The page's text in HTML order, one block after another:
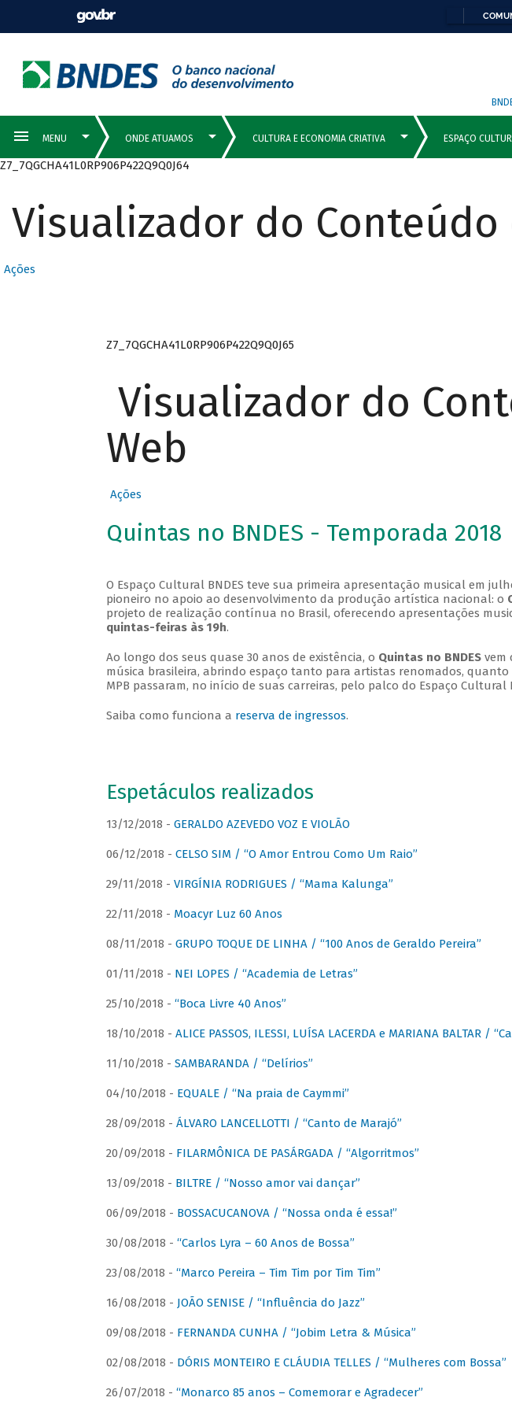
Z7_7QGCHA41L0RP906P422Q9Q0J64
Visualizador do Conteúdo
Ações
Z7_7QGCHA41L0RP906P422Q9Q0J65
Visualizador do
Web
Ações
Quintas no BNDES - Temporada 2018
O Espaço Cultural BNDES teve sua primeira apresentação musical em
pioneiro no apoio ao desenvolvimento da produção artística nacional: o
projeto de realização contínua no Brasil, oferecendo apresentações
quintas-feiras às 19h.
Ao longo dos seus quase 30 anos de existência, o Quintas no BNDESvem
música brasileira, abrindo espaço tanto para artistas renomados,
MPB passaram, no início de suas carreiras, pelo palco do Espaço Cultural
Saiba como funciona a reserva de ingressos.
Espetáculos realizados
13/12/2018 - GERALDO AZEVEDO VOZ E VIOLÃO
06/12/2018 - CELSO SIM / “O Amor Entrou Como Um Raio”
29/11/2018 - VIRGÍNIA RODRIGUES / “Mama Kalunga”
22/11/2018 - Moacyr Luz 60 Anos
08/11/2018 - GRUPO TOQUE DE LINHA / “100 Anos de Geraldo Pereira”
01/11/2018 - NEI LOPES / “Academia de Letras”
25/10/2018 - “Boca Livre 40 Anos”
18/10/2018 - ALICE PASSOS, ILESSI, LUÍSA LACERDA e MARIANA BALTAR /
11/10/2018 - SAMBARANDA / “Delírios”
04/10/2018 - EQUALE / “Na praia de Caymmi”
28/09/2018 - ÁLVARO LANCELLOTTI / “Canto de Marajó”
20/09/2018 - FILARMÔNICA DE PASÁRGADA / “Algorritmos”
13/09/2018 - BILTRE / “Nosso amor vai dançar”
06/09/2018 - BOSSACUCANOVA / “Nossa onda é essa!”
30/08/2018 - “Carlos Lyra – 60 Anos de Bossa”
23/08/2018 - “Marco Pereira – Tim Tim por Tim Tim”
16/08/2018 - JOÃO SENISE / “Influência do Jazz”
09/08/2018 - FERNANDA CUNHA / “Jobim Letra & Música”
02/08/2018 - DÓRIS MONTEIRO E CLÁUDIA TELLES / “Mulheres com Bossa”
26/07/2018 - “Monarco 85 anos – Comemorar e Agradecer”